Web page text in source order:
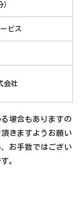
ビス
会社
場合もありますの
きますようお願い
お手数ではござい
。